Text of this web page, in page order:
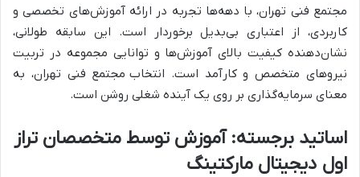
مجتمع فنی تهران، با دهه‌ها تجربه در ارائه آموزش‌های تخصصی و
کاربردی، از اعتباری بی‌بدیل برخوردار است. این سابقه طولانی،
نشان‌دهنده کیفیت بالای آموزش‌ها و توانایی مجموعه در تربیت
نیروهای متخصص و کارآمد است. انتخاب مجتمع فنی تهران، به
معنای سرمایه‌گذاری بر روی یک آینده شغلی روشن است.
اساتید برجسته: آموزش توسط متخصصان تراز
اول دیجیتال مارکتینگ